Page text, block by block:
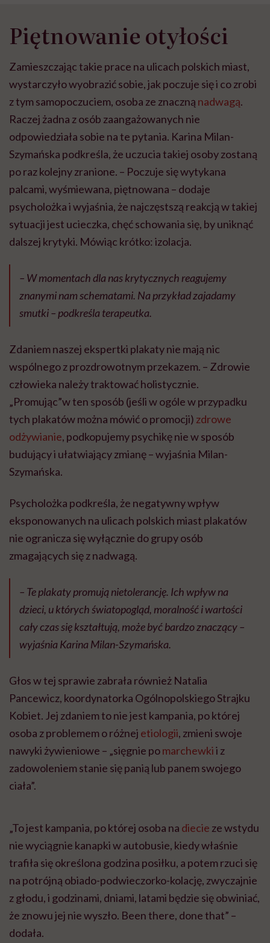
Piętnowanie otyłości
Zamieszczając takie prace na ulicach polskich miast,
wystarczyło wyobrazić sobie, jak poczuje się i co zrobi
z tym samopoczuciem, osoba ze znaczną nadwagą.
Raczej żadna z osób zaangażowanych nie
odpowiedziała sobie na te pytania. Karina Milan-
Szymańska podkreśla, że uczucia takiej osoby zostaną
po raz kolejny zranione. – Poczuje się wytykana
palcami, wyśmiewana, piętnowana – dodaje
psycholożka i wyjaśnia, że najczęstszą reakcją w takiej
sytuacji jest ucieczka, chęć schowania się, by uniknąć
dalszej krytyki. Mówiąc krótko: izolacja.
– W momentach dla nas krytycznych reagujemy
znanymi nam schematami. Na przykład zajadamy
smutki – podkreśla terapeutka.
Zdaniem naszej ekspertki plakaty nie mają nic
wspólnego z prozdrowotnym przekazem. – Zdrowie
człowieka należy traktować holistycznie.
„Promując”w ten sposób (jeśli w ogóle w przypadku
tych plakatów można mówić o promocji) zdrowe
odżywianie, podkopujemy psychikę nie w sposób
budujący i ułatwiający zmianę – wyjaśnia Milan-
Szymańska.
Psycholożka podkreśla, że negatywny wpływ
eksponowanych na ulicach polskich miast plakatów
nie ogranicza się wyłącznie do grupy osób
zmagających się z nadwagą.
– Te plakaty promują nietolerancję. Ich wpływ na
dzieci, u których światopogląd, moralność i wartości
cały czas się kształtują, może być bardzo znaczący –
wyjaśnia Karina Milan-Szymańska.
Głos w tej sprawie zabrała również Natalia
Pancewicz, koordynatorka Ogólnopolskiego Strajku
Kobiet. Jej zdaniem to nie jest kampania, po której
osoba z problemem o różnej etiologii, zmieni swoje
nawyki żywieniowe – „sięgnie pomarchewkii z
zadowoleniem stanie się panią lub panem swojego
ciała”.
„To jest kampania, po której osoba na diecie ze wstydu
nie wyciągnie kanapki w autobusie, kiedy właśnie
trafiła się określona godzina posiłku, a potem rzuci się
na potrójną obiado-podwieczorko-kolację, zwyczajnie
z głodu, i godzinami, dniami, latami będzie się obwiniać,
że znowu jej nie wyszło. Been there, done that” –
dodała.